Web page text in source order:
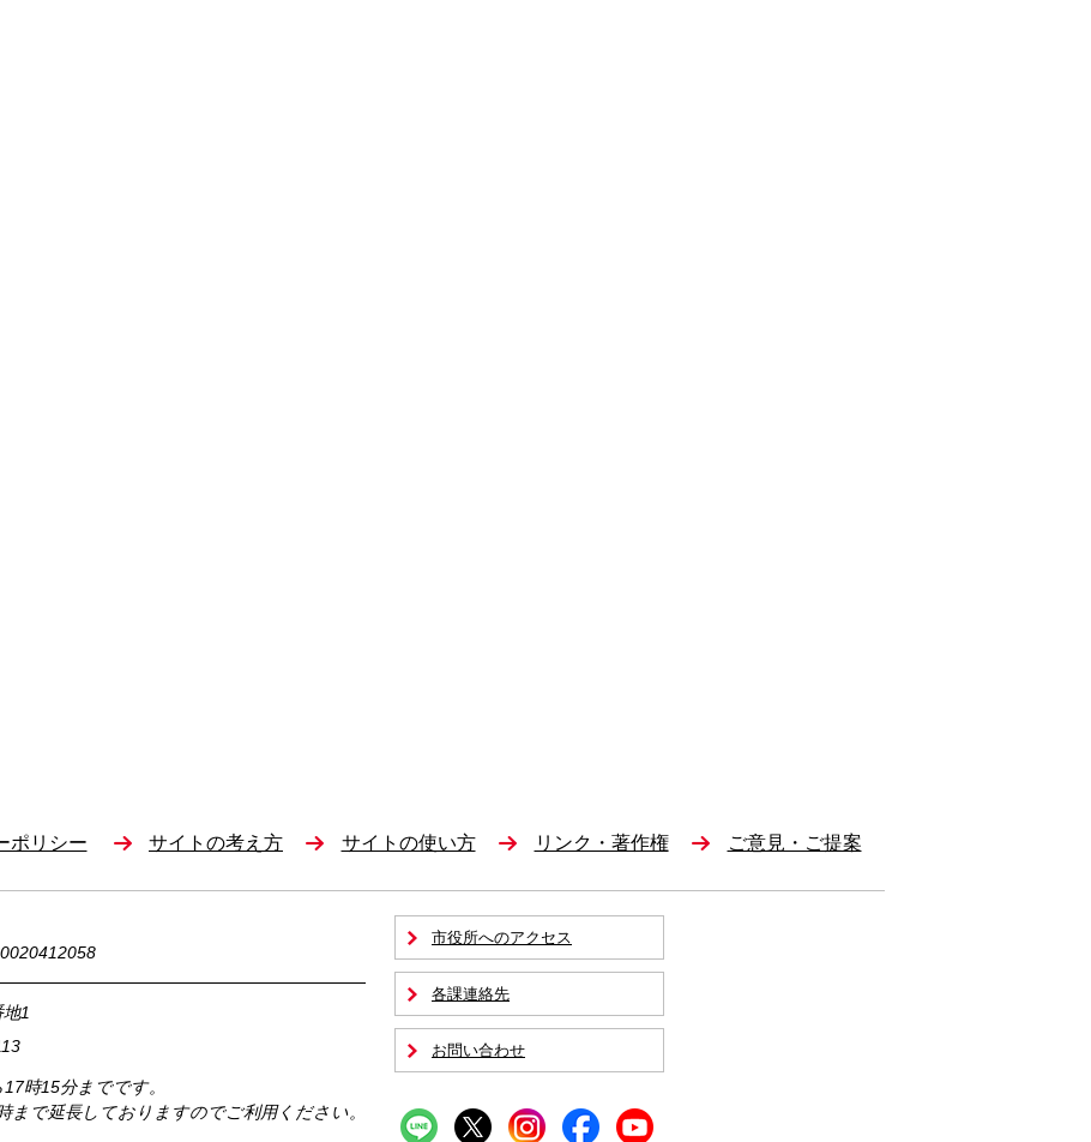
ポリシー サイトの考え方 サイトの使い方 リンク・著作権 ご意見・ご提案
1
時15分までです。
まで延長しておりますのでご利用ください。
市役所へのアクセス
各課連絡先
お問い合わせ